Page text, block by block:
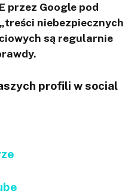
przez Google pod
niebezpiecznych
są regularnie
profili w social